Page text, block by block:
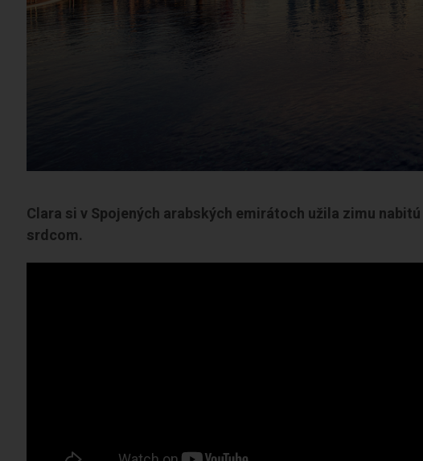
Clara si v Spojených arabských emirátoch užila zimu
srdcom.